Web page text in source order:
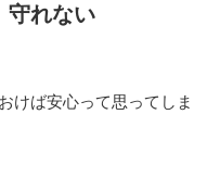
守れない
けば安心って思ってしま